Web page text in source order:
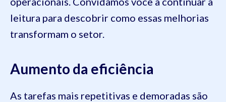
leitura para descobrir como essas melhorias
transformam o setor.
Aumento da eficiência
As tarefas mais repetitivas e demoradas são